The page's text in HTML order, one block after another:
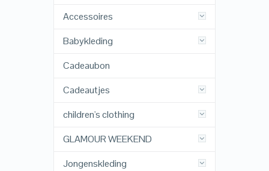
Accessoires
Babykleding
Cadeaubon
Cadeautjes
children's clothing
GLAMOUR WEEKEND
Jongenskleding